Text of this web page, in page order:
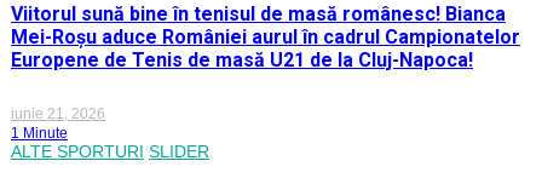
Viitorul sună bine în tenisul de masă românesc! Bianca
Mei-Roșu aduce României aurul în cadrul Campionatelor
Europene de Tenis de masă U21 de la Cluj-Napoca!
iunie 21, 2026
1 Minute
ALTE SPORTURI SLIDER